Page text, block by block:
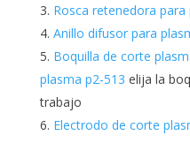
Rosca retenedora para
Anillo difusor para
Boquilla de corte
plasma p2-513 elija la
trabajo
Electrodo de corte